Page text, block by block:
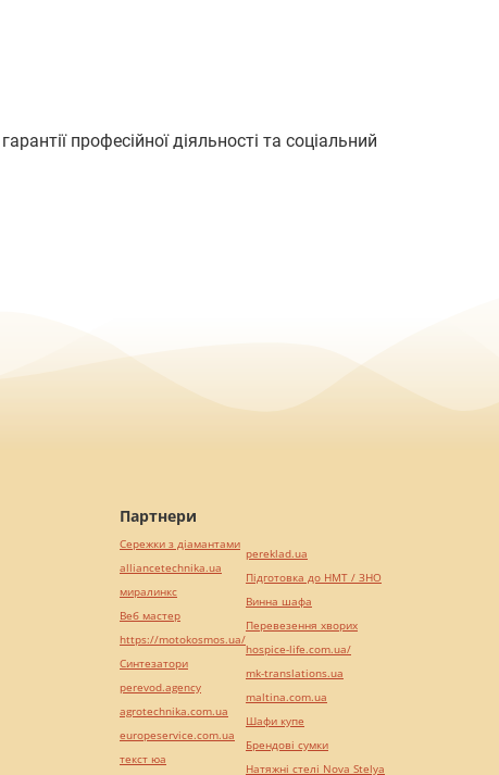
професійної діяльності та соціальний
Партнери
Сережки з діамантами
alliancetechnika.ua
миралинкс
Веб мастер
https://motokosmos.ua/
Синтезатори
perevod.agency
agrotechnika.com.ua
europeservice.com.ua
текст юа
pereklad.ua
Підготовка до НМТ / ЗНО
Винна шафа
Перевезення хворих
hospice-life.com.ua/
mk-translations.ua
maltina.com.ua
Шафи купе
Брендові сумки
Натяжні стелі Nova Stelya